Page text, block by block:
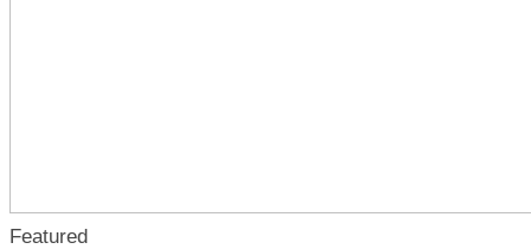
Featured